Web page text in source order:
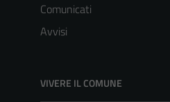
Comunicati
Avvisi
VIVERE IL COMUNE